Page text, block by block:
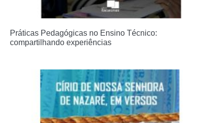
Práticas Pedagógicas no Ensino Técnico:
compartilhando experiências